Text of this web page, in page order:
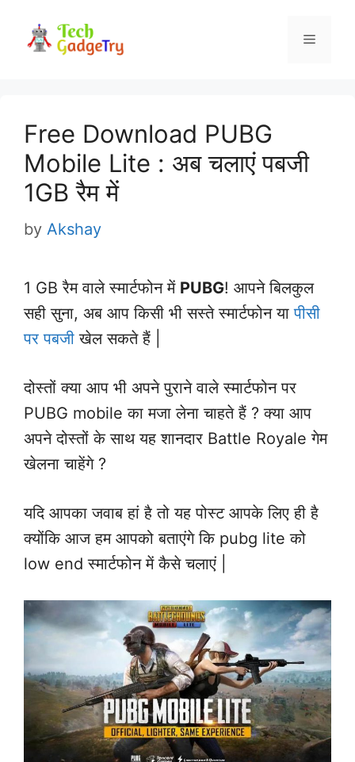
Menu
Free Download PUBG
Mobile Lite : अब चलाएं पबजी
1GB रैम में
by Akshay
1 GB रैम वाले स्मार्टफोन में PUBG! आपने बिलकुल
सही सुना, अब आप किसी भी सस्ते स्मार्टफोन यापीसी
पर पबजी खेल सकते हैं |
दोस्तों क्या आप भी अपने पुराने वाले स्मार्टफोन पर
PUBG mobile का मजा लेना चाहते हैं ? क्या आप
अपने दोस्तों के साथ यह शानदार Battle Royale गेम
खेलना चाहेंगे ?
यदि आपका जवाब हां है तो यह पोस्ट आपके लिए ही है
क्योंकि आज हम आपको बताएंगे कि pubg lite को
low end स्मार्टफोन में कैसे चलाएं |